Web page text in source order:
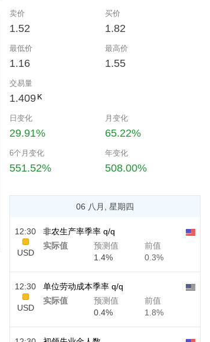
卖价
1.52
买价
1.82
最低价
1.16
最高价
1.55
交易量
1.409 K
日变化
29.91%
月变化
65.22%
6个月变化
551.52%
年变化
508.00%
06 八月, 星期四
12:30
USD
非农生产率季率 q/q
实际值
预测值
1.4%
前值
0.3%
12:30
USD
单位劳动成本季率 q/q
实际值
预测值
0.4%
前值
1.8%